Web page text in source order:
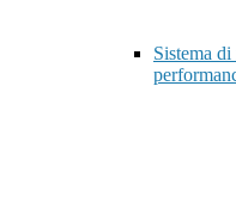
Sistema